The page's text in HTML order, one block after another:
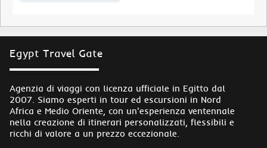
Egypt Travel Gate
Agenzia di viaggi con licenza ufficiale in Egitto dal
2007. Siamo esperti in tour ed escursioni in Nord
Africa e Medio Oriente, con un'esperienza ventennale
nella creazione di itinerari personalizzati, flessibili e
ricchi di valore a un prezzo eccezionale.